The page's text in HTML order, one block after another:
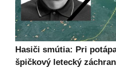
Hasiči smútia: Pri
špičkový letecký